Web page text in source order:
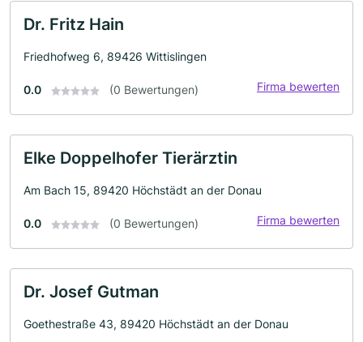
Dr. Fritz Hain
Friedhofweg 6, 89426 Wittislingen
0.0 (0 Bewertungen) Firma bewerten
Elke Doppelhofer Tierärztin
Am Bach 15, 89420 Höchstädt an der Donau
0.0 (0 Bewertungen) Firma bewerten
Dr. Josef Gutman
Goethestraße 43, 89420 Höchstädt an der Donau